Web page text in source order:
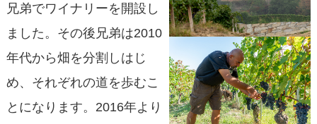
兄弟でワイナリーを開設し
ました。その後兄弟は2010
年代から畑を分割しはじ
め、それぞれの道を歩むこ
とになります。2016年より